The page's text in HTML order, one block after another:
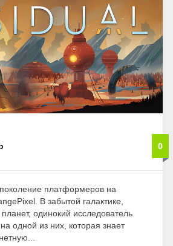
0
платформеров на
В забытой галактике,
одинокий исследователь
одной из них, которая знает